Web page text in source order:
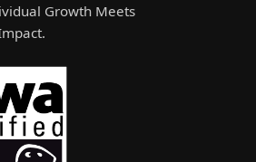
Growth Meets